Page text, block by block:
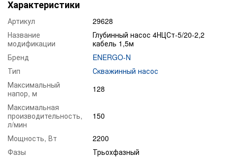
Характеристики
Артикул
29628
Название
модификации
Глубинный насос 4НЦСт-5/20-2,2
кабель 1,5м
Бренд
ENERGO-N
Тип
Скважинный насос
Максимальный
напор, м
128
Максимальная
производительность,
л/мин
150
Мощность, Вт
2200
Фазы
Трьохфазный